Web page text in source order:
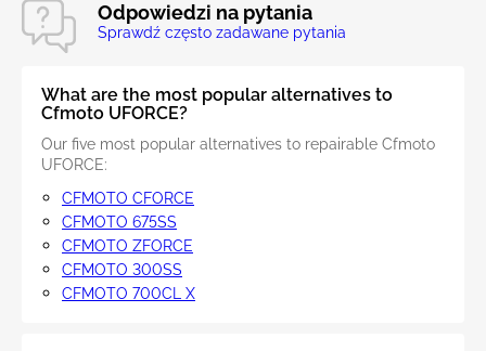
Odpowiedzi na pytania
Sprawdź często zadawane pytania
What are the most popular alternatives to
Cfmoto UFORCE?
Our five most popular alternatives to repairable Cfmoto
UFORCE:
CFMOTO CFORCE
CFMOTO 675SS
CFMOTO ZFORCE
CFMOTO 300SS
CFMOTO 700CL X